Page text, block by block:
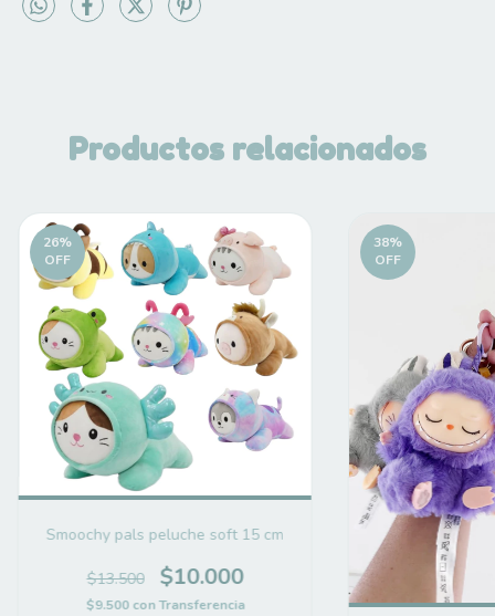
Productos relacionados
26%
OFF
Smoochy pals peluche soft 15 cm
$13.500 $10.000
$9.500con Transferencia
38%
OFF